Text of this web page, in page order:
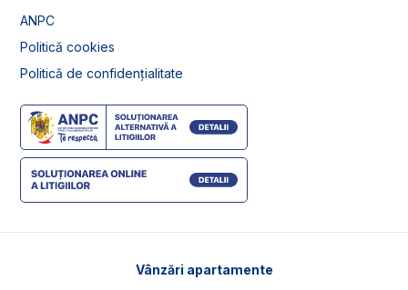
ANPC
Politică cookies
Politică de confidențialitate
Vânzări apartamente